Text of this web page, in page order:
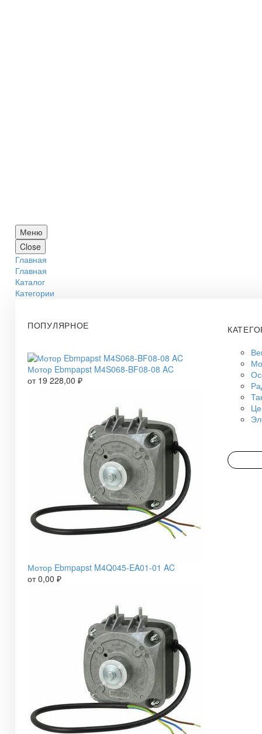
Меню
Close
Главная
Главная
Каталог
Категории
ПОПУЛЯРНОЕ
Мотор Ebmpapst M4S068-BF08-08 AC
от 19 228,00 ₽
Мотор Ebmpapst M4Q045-EA01-01 AC
от0,00 ₽